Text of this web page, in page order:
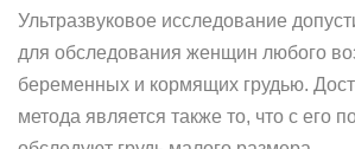
Ультразвуковое исследование
для обследования женщин любого
беременных и кормящих грудью.
метода является также то, что с его